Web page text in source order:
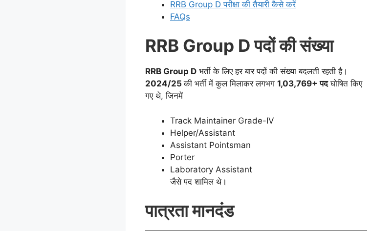
RRB Group D परीक्षा की तैयारी कैसे करें
FAQs
RRB Group D पदों की संख्या
RRB Group D भर्ती के लिए हर बार पदों की संख्या बदलती रहती है।
2024/25की भर्ती में कुल मिलाकर लगभग 1,03,769+ पदघोषित किए
गए थे, जिनमें
Track Maintainer Grade-IV
Helper/Assistant
Assistant Pointsman
Porter
Laboratory Assistant
जैसे पद शामिल थे।
पात्रता मानदंड